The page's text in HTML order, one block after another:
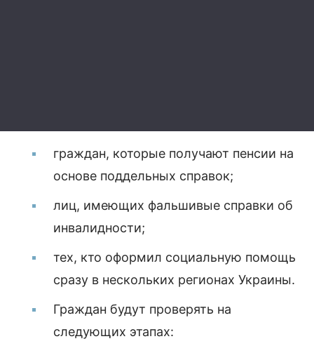
граждан, которые получают пенсии на
основе поддельных справок;
лиц, имеющих фальшивые справки об
инвалидности;
тех, кто оформил социальную помощь
сразу в нескольких регионах Украины.
Граждан будут проверять на
следующих этапах: